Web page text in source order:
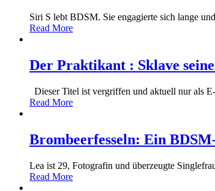
Siri S lebt BDSM. Sie engagierte sich lange
Read More
Der Praktikant : Sklave
Dieser Titel ist vergriffen und aktuell nur als
Read More
Brombeerfesseln: Ein
Lea ist 29, Fotografin und überzeugte
Read More